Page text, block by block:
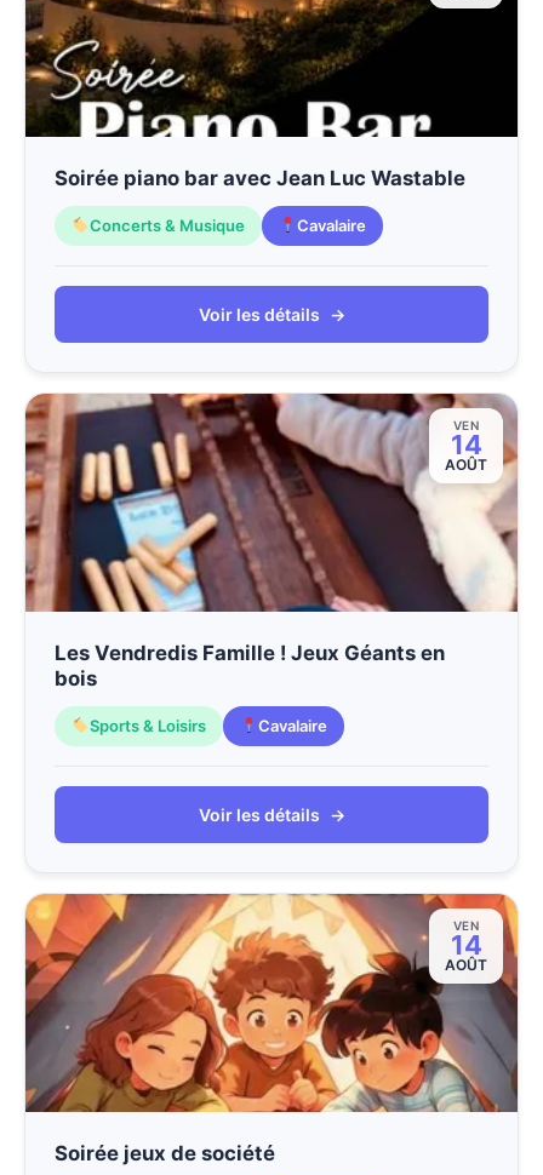
Soirée piano bar avec Jean Luc Wastable
Concerts & Musique Cavalaire
Voir les détails →
VEN
14
AOÛT
Les Vendredis Famille ! Jeux Géants en
bois
Sports & Loisirs Cavalaire
Voir les détails →
VEN
14
AOÛT
Soirée jeux de société